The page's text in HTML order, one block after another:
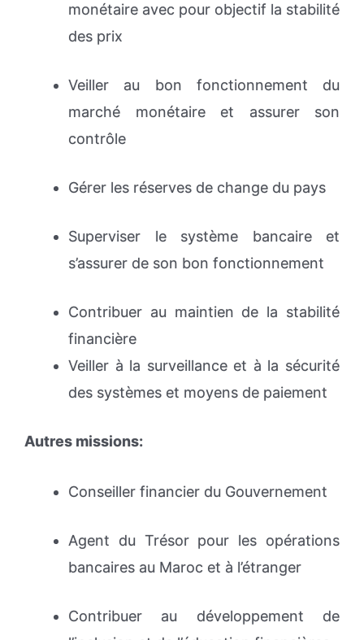
monétaire avec pour objectif la stabilité
des prix
Veiller au bon fonctionnement du
marché monétaire et assurer son
contrôle
Gérer les réserves de change du pays
Superviser le système bancaire et
s’assurer de son bon fonctionnement
Contribuer au maintien de la stabilité
financière
Veiller à la surveillance et à la sécurité
des systèmes et moyens de paiement
Autres missions:
Conseiller financier du Gouvernement
Agent du Trésor pour les opérations
bancaires au Maroc et à l’étranger
Contribuer au développement de